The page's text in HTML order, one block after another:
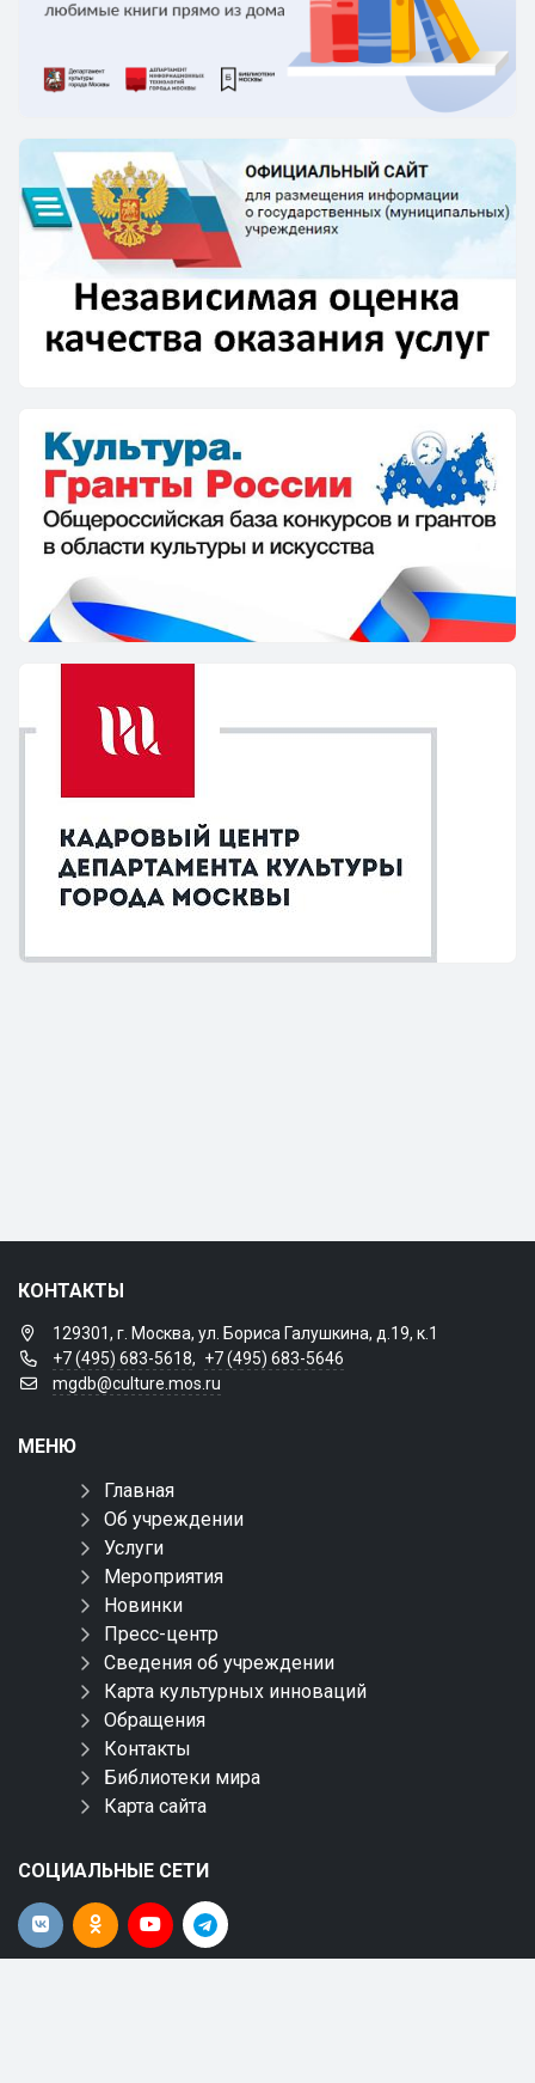
КОНТАКТЫ
129301, г. Москва, ул. Бориса Галушкина, д.19, к.1
+7 (495) 683-5618, +7 (495) 683-5646
mgdb@culture.mos.ru
МЕНЮ
Главная
Об учреждении
Услуги
Мероприятия
Новинки
Пресс-центр
Сведения об учреждении
Карта культурных инноваций
Обращения
Контакты
Библиотеки мира
Карта сайта
СОЦИАЛЬНЫЕ СЕТИ